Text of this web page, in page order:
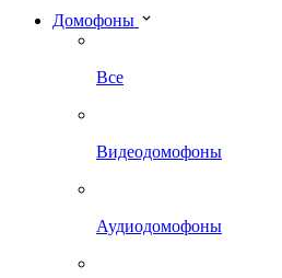
Домофоны
Все
Видеодомофоны
Аудиодомофоны